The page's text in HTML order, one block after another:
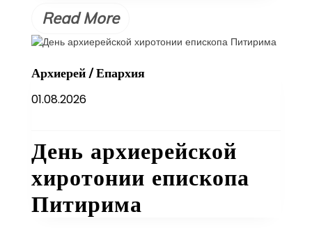
Read More
Архиерей/Епархия
01.08.2026
День архиерейской
хиротонии епископа
Питирима